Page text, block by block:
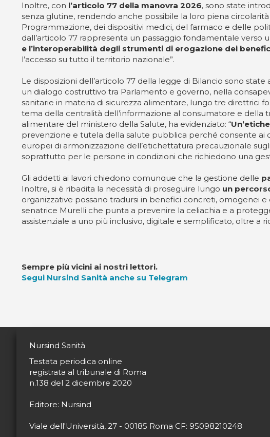
Inoltre, con l’articolo 77 della manovra 2026, sono state
senza glutine, rendendo anche possibile la loro piena
Programmazione, dei dispositivi medici, del farmaco e delle
dall’articolo 77 rappresenta un passaggio fondamentale verso
e l’interoperabilità degli strumenti di erogazione dei
l’accesso su tutto il territorio nazionale”.
Le disposizioni dell’articolo 77 della legge di Bilancio sono
un dialogo costruttivo tra Parlamento e governo, nella
sanitarie in materia di sicurezza alimentare, lungo tre direttrici
tema della centralità dell’informazione al consumatore e della
alimentare del ministero della Salute, ha evidenziato: “
prevenzione e tutela della salute pubblica perché consente ai
europei di armonizzazione dell’etichettatura precauzionale
soprattutto per le persone in condizioni che richiedono una
Gli addetti ai lavori chiedono comunque che la gestione delle
Inoltre, si è ribadita la necessità di proseguire lungo un
organizzative possano tradursi in benefici concreti, omogenei
senatrice Murelli che punta a prevenire la celiachia e a
assistenziale a uno più inclusivo, digitale e semplificato, oltre a
Sempre più vicini ai nostri lettori.
Segui Nursind Sanità anche su Telegram
Nursind Sanità
Testata periodica online
registrata al tribunale di Roma
n.138 del 2 dicembre 2020
Editore: Nursind
Viale dell'Università, 27 - 00185 Roma CF: 95098210248